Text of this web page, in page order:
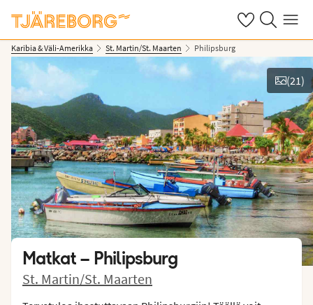
OmatHaku Valikko
Karibia & Väli-Amerikka St. Martin/St. Maarten Philipsburg
Näytä kuvia
(21)
Matkat – Philipsburg
St. Martin/St. Maarten